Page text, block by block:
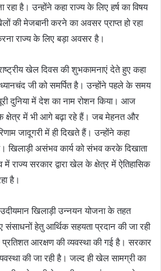
है। उन्होंने कहा राज्य के लिए हर्ष का विषय
की मेजबानी करने का अवसर प्राप्त हो रहा
राज्य के लिए बड़ा अवसर है।
खेल दिवस की शुभकामनाएं देते हुए कहा
जी को समर्पित है। उन्होंने पहले के समय
दुनिया में देश का नाम रोशन किया। आज
में भी आगे बढ़ा रहे हैं। जब मेहनत और
जादूगरी में ही दिखते हैं। उन्होंने कहा
खिलाड़ी असंभव कार्य को संभव करके दिखाता
राज्य सरकार द्वारा खेल के क्षेत्र में ऐतिहासिक
है।
खिलाड़ी उन्नयन योजना के तहत
हेतु आर्थिक सहयता प्रदान की जा रही
आरक्षण की व्यवस्था की गई है। सरकार
की जा रही है। जल्द ही खेल सामग्री का